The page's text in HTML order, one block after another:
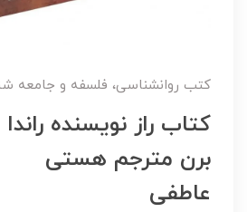
کتب روانشناسی، فلسفه و جامعه
کتاب راز نویسنده راندا
برن مترجم هستی
عاطفی